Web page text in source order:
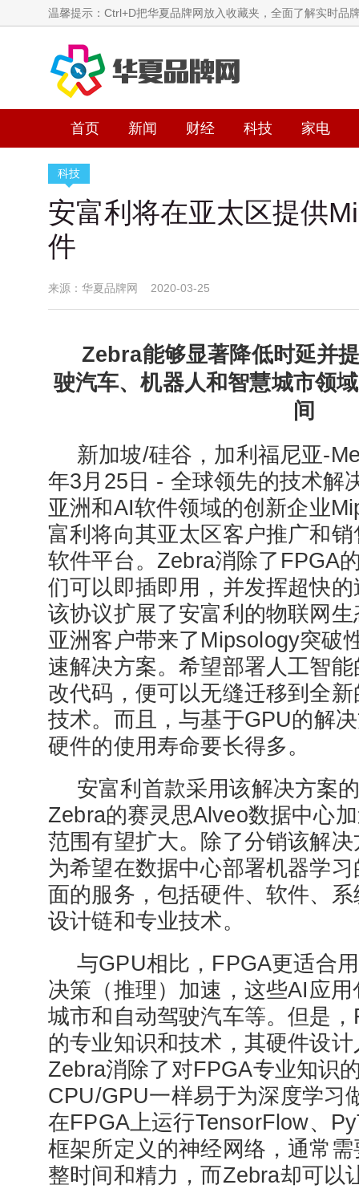
温馨提示：Ctrl+D把华夏品牌网放入收藏夹，全面了解实时品
首页 新闻 财经 科技 家电
科技
安富利将在亚太区提供
件
来源：华夏品牌网 2020-03-25
Zebra能够显著降低时延并
驶汽车、机器人和智慧城市领
间
新加坡/硅谷，加利福尼亚-
年3月25日 - 全球领先的技术解
亚洲和AI软件领域的创新企业
富利将向其亚太区客户推广和
软件平台。Zebra消除了FPGA
们可以即插即用，并发挥超快
该协议扩展了安富利的物联网
亚洲客户带来了Mipsology突破
速解决方案。希望部署人工智
改代码，便可以无缝迁移到全
技术。而且，与基于GPU的解
硬件的使用寿命要长得多。
安富利首款采用该解决方案
Zebra的赛灵思Alveo数据中心
范围有望扩大。除了分销该解
为希望在数据中心部署机器学
面的服务，包括硬件、软件、
设计链和专业技术。
与GPU相比，FPGA更适合
决策（推理）加速，这些AI应
城市和自动驾驶汽车等。但是
的专业知识和技术，其硬件设
Zebra消除了对FPGA专业知识
CPU/GPU一样易于为深度学习
在FPGA上运行TensorFlow、
框架所定义的神经网络，通常
整时间和精力，而Zebra却可以